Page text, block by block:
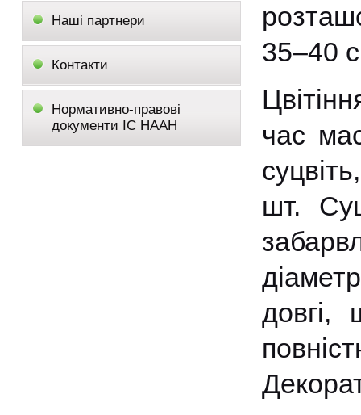
Наші партнери
Контакти
Нормативно-правові
документи ІС НААН
35–40
час
шт.
довгі,